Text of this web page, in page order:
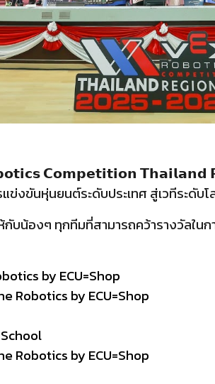
𝗖𝗼𝗺𝗽𝗲𝘁𝗶𝘁𝗶𝗼𝗻
นหุ่นยนต์ระดับประเทศ สู่เวทีระดับโ
บน้องๆ ทุกทีมที่สามารถคว้ารางวัลใน
by ECU=Shop
Robotics by ECU=Shop
Robotics by ECU=Shop